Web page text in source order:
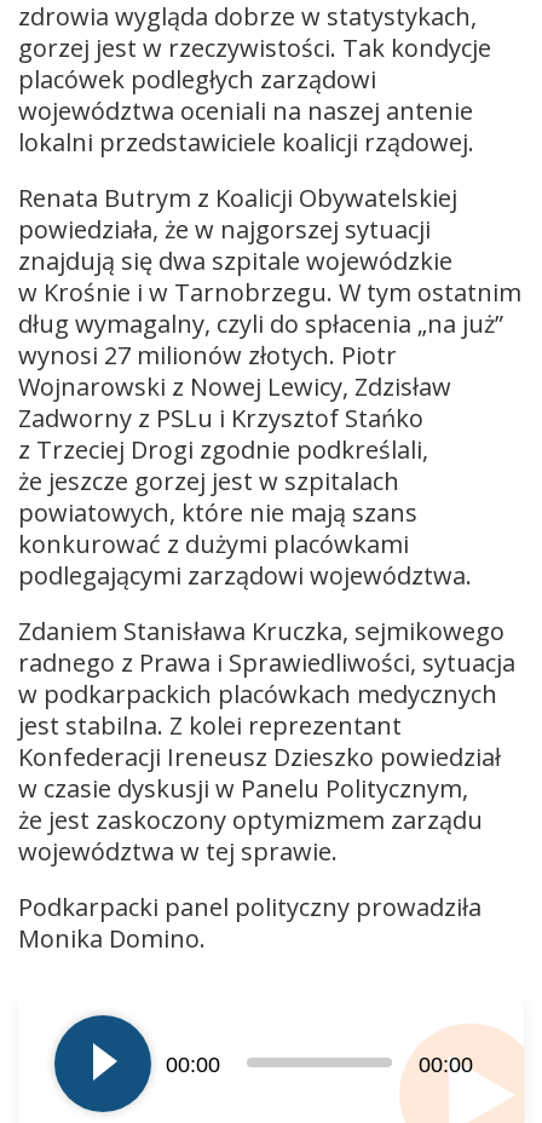
zdrowia wygląda dobrze w statystykach,
gorzej jest w rzeczywistości. Tak kondycje
placówek podległych zarządowi
województwa oceniali na naszej antenie
lokalni przedstawiciele koalicji rządowej.
Renata Butrym z Koalicji Obywatelskiej
powiedziała, że w najgorszej sytuacji
znajdują się dwa szpitale wojewódzkie
w Krośnie i w Tarnobrzegu. W tym ostatnim
dług wymagalny, czyli do spłacenia „na już”
wynosi 27 milionów złotych. Piotr
Wojnarowski z Nowej Lewicy, Zdzisław
Zadworny z PSLu i Krzysztof Stańko
z Trzeciej Drogi zgodnie podkreślali,
że jeszcze gorzej jest w szpitalach
powiatowych, które nie mają szans
konkurować z dużymi placówkami
podlegającymi zarządowi województwa.
Zdaniem Stanisława Kruczka, sejmikowego
radnego z Prawa i Sprawiedliwości, sytuacja
w podkarpackich placówkach medycznych
jest stabilna. Z kolei reprezentant
Konfederacji Ireneusz Dzieszko powiedział
w czasie dyskusji w Panelu Politycznym,
że jest zaskoczony optymizmem zarządu
województwa w tej sprawie.
Podkarpacki panel polityczny prowadziła
Monika Domino.
plików
dźwiękowych
00:00 00:00